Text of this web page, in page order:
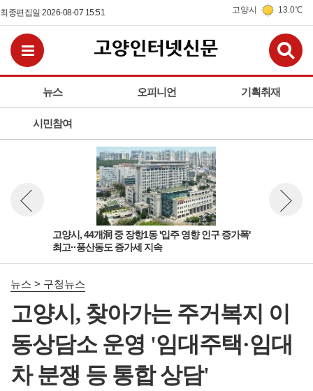
최종편집일 2026-08-07 15:51 고양시 13.0℃
뉴스 오피니언 기획취재
시민참여
전체메뉴보기
고양시, 44개洞 중 장항1동 '입주 영향 인구 증가폭'
최고··풍산동도 증가세 지속
뉴스 이전보기
뉴스 > 구청뉴스
고양시, 찾아가는 주거복지 이
동상담소 운영 '임대주택·임대
차 분쟁 등 통합 상담'